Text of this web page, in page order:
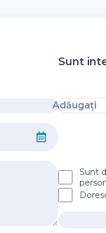
Sunt
Adăugați
Sunt